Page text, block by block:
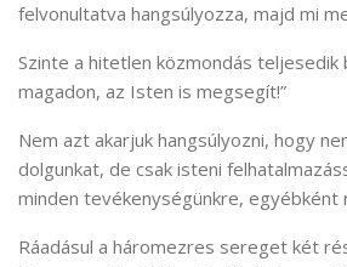
felvonultatva hangsúlyozza, majd mi
Szinte a hitetlen közmondás teljesedik
magadon, az Isten is megsegít!”
Nem azt akarjuk hangsúlyozni, hogy
dolgunkat, de csak isteni
minden tevékenységünkre, egyébként
Ráadásul a háromezres sereget két